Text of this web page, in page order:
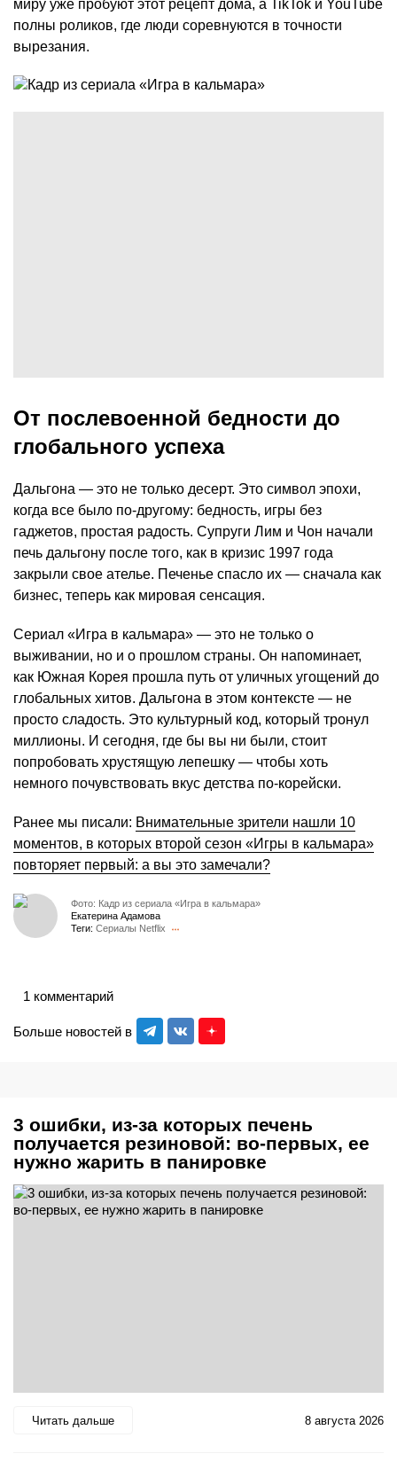
миру уже пробуют этот рецепт дома, а TikTok и YouTube
полны роликов, где люди соревнуются в точности
вырезания.
От послевоенной бедности до
глобального успеха
Дальгона — это не только десерт. Это символ эпохи,
когда все было по-другому: бедность, игры без
гаджетов, простая радость. Супруги Лим и Чон начали
печь дальгону после того, как в кризис 1997 года
закрыли свое ателье. Печенье спасло их — сначала как
бизнес, теперь как мировая сенсация.
Сериал «Игра в кальмара» — это не только о
выживании, но и о прошлом страны. Он напоминает,
как Южная Корея прошла путь от уличных угощений до
глобальных хитов. Дальгона в этом контексте — не
просто сладость. Это культурный код, который тронул
миллионы. И сегодня, где бы вы ни были, стоит
попробовать хрустящую лепешку — чтобы хоть
немного почувствовать вкус детства по-корейски.
Ранее мы писали: Внимательные зрители нашли 10
моментов, в которых второй сезон «Игры в кальмара»
повторяет первый: а вы это замечали?
Фото: Кадр из сериала «Игра в кальмара»
Екатерина Адамова
Теги: Сериалы Netflix
Больше новостей в
1 комментарий
3 ошибки, из-за которых печень
получается резиновой: во-первых, ее
нужно жарить в панировке
Читать дальше 8 августа 2026